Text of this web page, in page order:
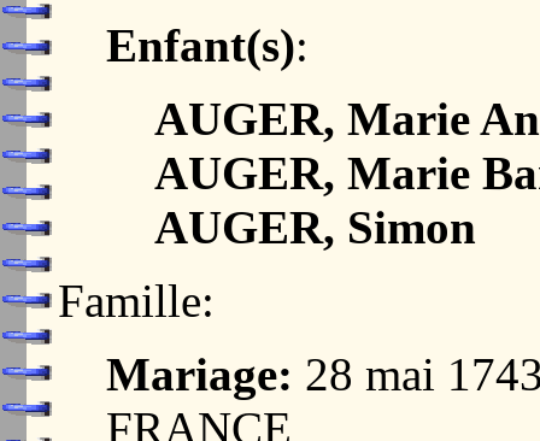
Enfant(s):
AUGER, Marie
AUGER, Marie
AUGER, Simon
Famille:
Mariage: 28 mai
FRANCE